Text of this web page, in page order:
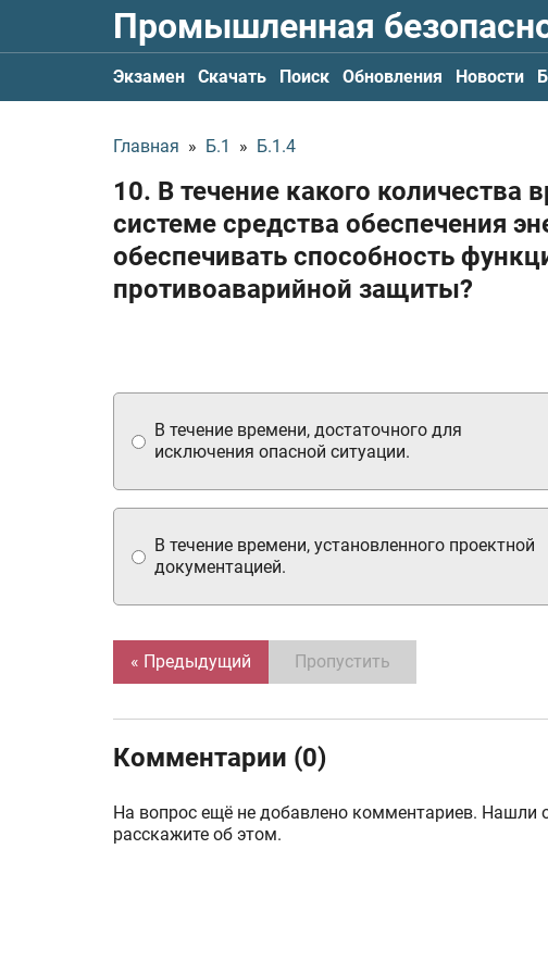
Промышленная
Экзамен Скачать Поиск Обновления Новости
Главная » Б.1 » Б.1.4
10. В течение какого количества
системе средства обеспечения
обеспечивать способность
противоаварийной защиты?
В течение времени, установленного проектной
документацией.
В течение времени, достаточного для
исключения опасной ситуации.
« Предыдущий Пропустить
Комментарии (0)
На вопрос ещё не добавлено комментариев. Нашли
расскажите об этом.